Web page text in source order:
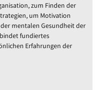
zum Finden der
um Motivation
mentalen Gesundheit der
fundiertes
Erfahrungen der